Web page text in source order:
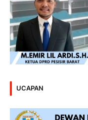
UCAPAN